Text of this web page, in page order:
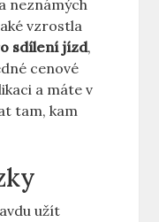
neznámých
vzrostla
sdílení jízd,
cenové
a máte v
tam, kam
užít